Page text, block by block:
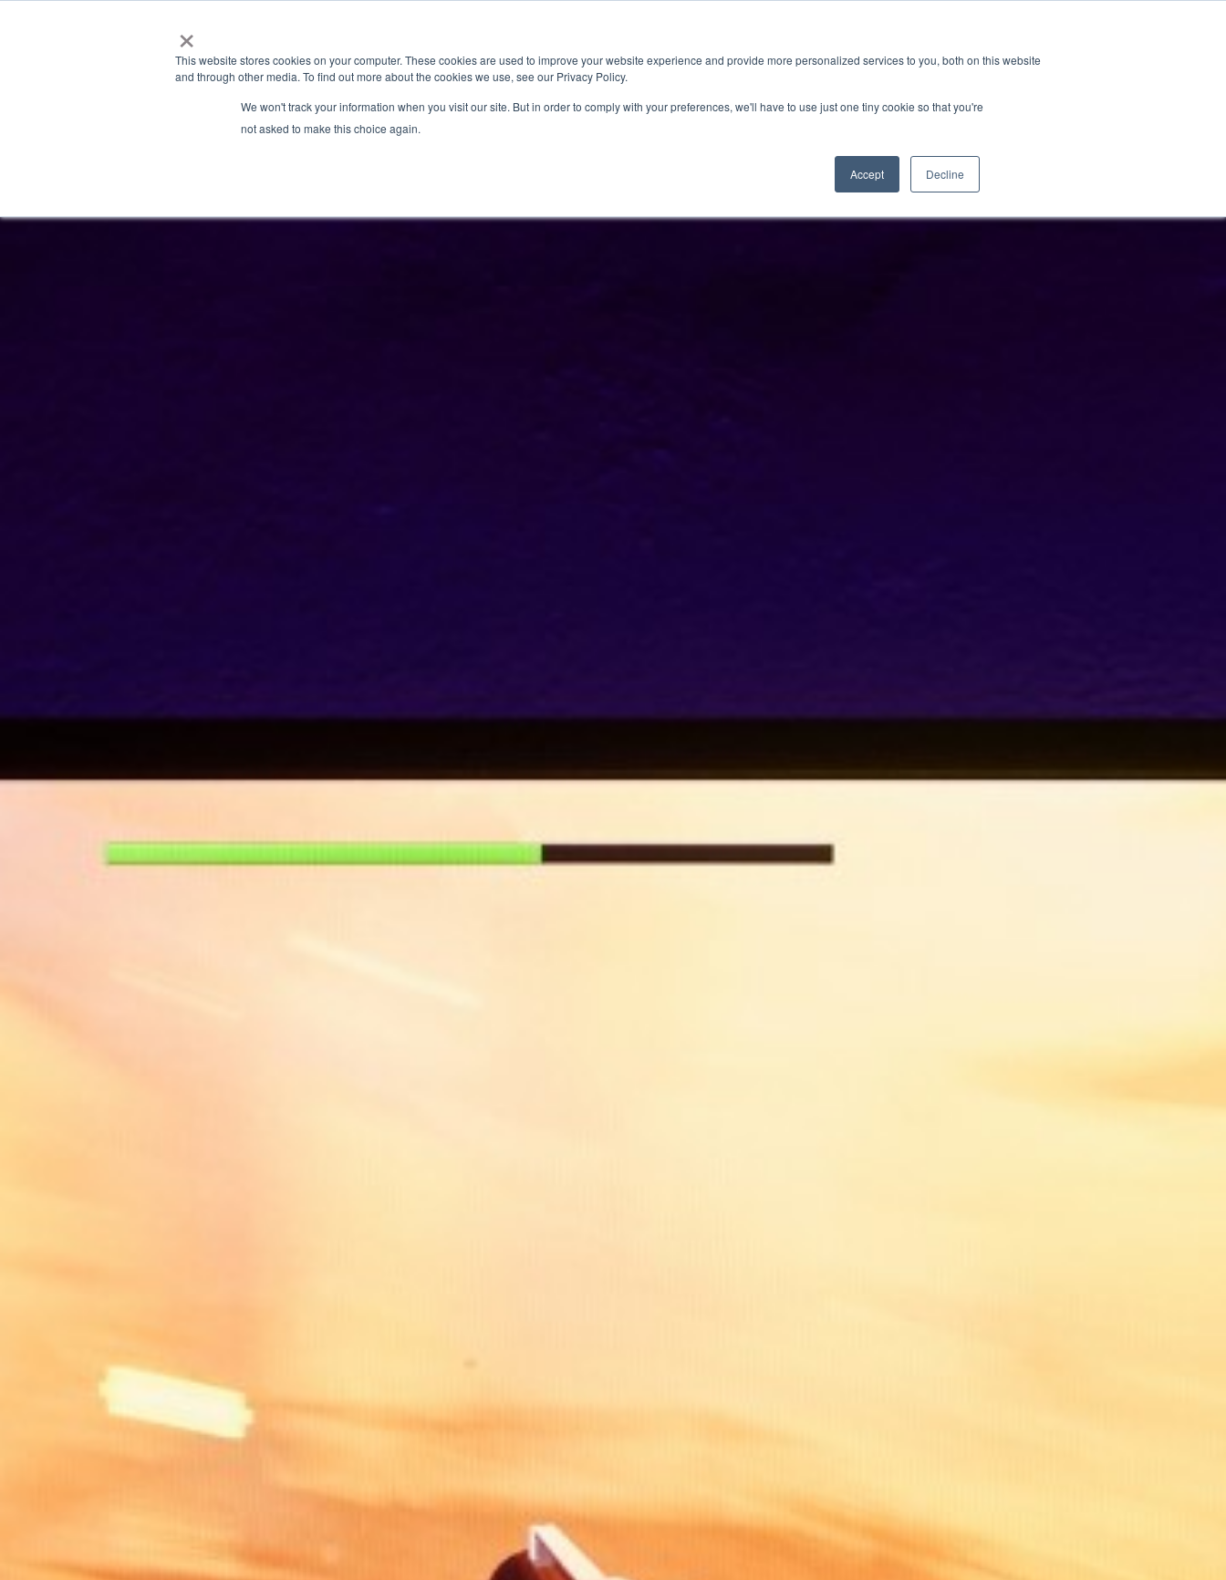
×
This website stores cookies on your computer. These cookies are used to improve your website experience and provide more personalized services to you, both on this website
and through other media. To find out more about the cookies we use, see our Privacy Policy.
We won't track your information when you visit our site. But in order to comply with your preferences, we'll have to use just one tiny cookie so that you're
not asked to make this choice again.
Accept Decline
应用 市场准入服务